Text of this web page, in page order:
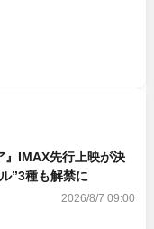
』IMAX先行上映が決
”3種も解禁に
2026/8/7 09:00